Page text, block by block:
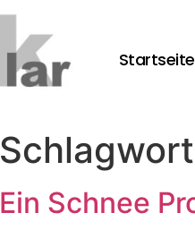
Startseite
Ein Schnee